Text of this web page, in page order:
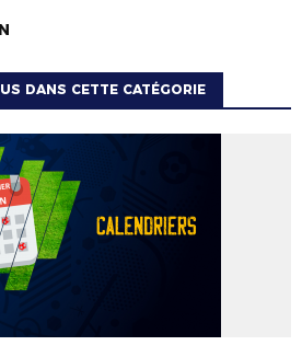
DANS CETTE CATÉGORIE